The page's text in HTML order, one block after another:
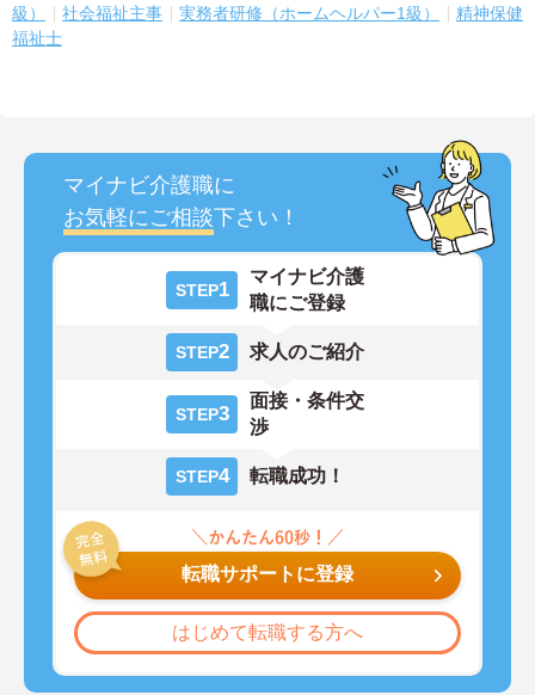
級）
社会福祉主事 実務者研修（ホームヘルパー1級）
精神保健
福祉士
マイナビ介護職に
お気軽にご相談下さい！
STEP1
マイナビ介護
職にご登録
STEP2 求人のご紹介
STEP3
面接・条件交
渉
STEP4 転職成功！
転職サポートに登録
はじめて転職する方へ